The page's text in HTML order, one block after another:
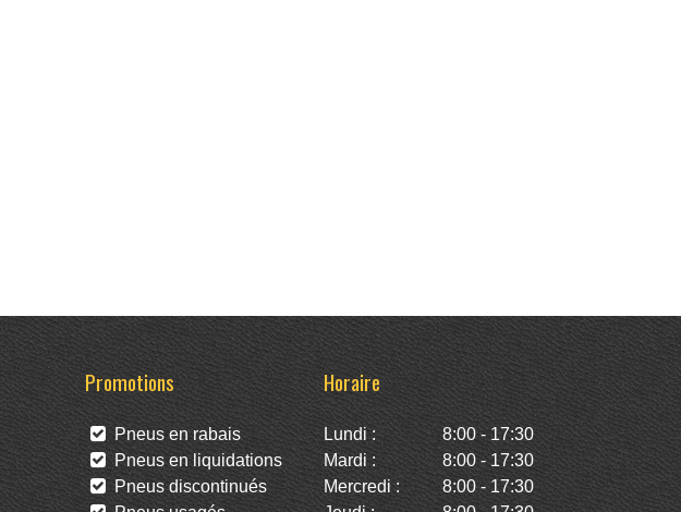
Promotions
Pneus en rabais
Pneus en liquidations
Pneus discontinués
Horaire
Lundi :
8:00 - 17:30
Mardi :
8:00 - 17:30
Mercredi :
8:00 - 17:30